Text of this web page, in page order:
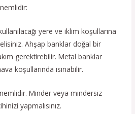
yere ve iklim koşullarına
Ahşap banklar doğal bir
gerektirebilir. Metal banklar
koşullarında ısınabilir.
Minder veya mindersiz
yapmalısınız.